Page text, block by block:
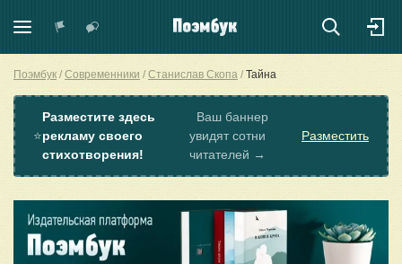
Поэмбук Современники Станислав Скопа Тайна
⭐
Разместите здесь
рекламу своего
стихотворения!
Ваш баннер
увидят сотни
читателей →
Разместить